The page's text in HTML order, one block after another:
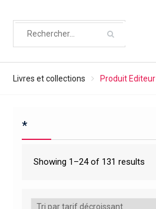
Livres et collections Produit Editeur
*
Showing 1–24 of 131 results